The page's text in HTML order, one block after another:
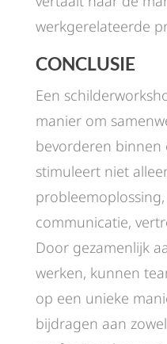
werkgerelateerde
CONCLUSIE
Een
manier om
bevorderen binnen
stimuleert niet
communicatie,
Door gezamenlijk
werken, kunnen
op een unieke
bijdragen aan